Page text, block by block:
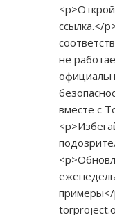
ссылка.</
не
вместе с
примеры</